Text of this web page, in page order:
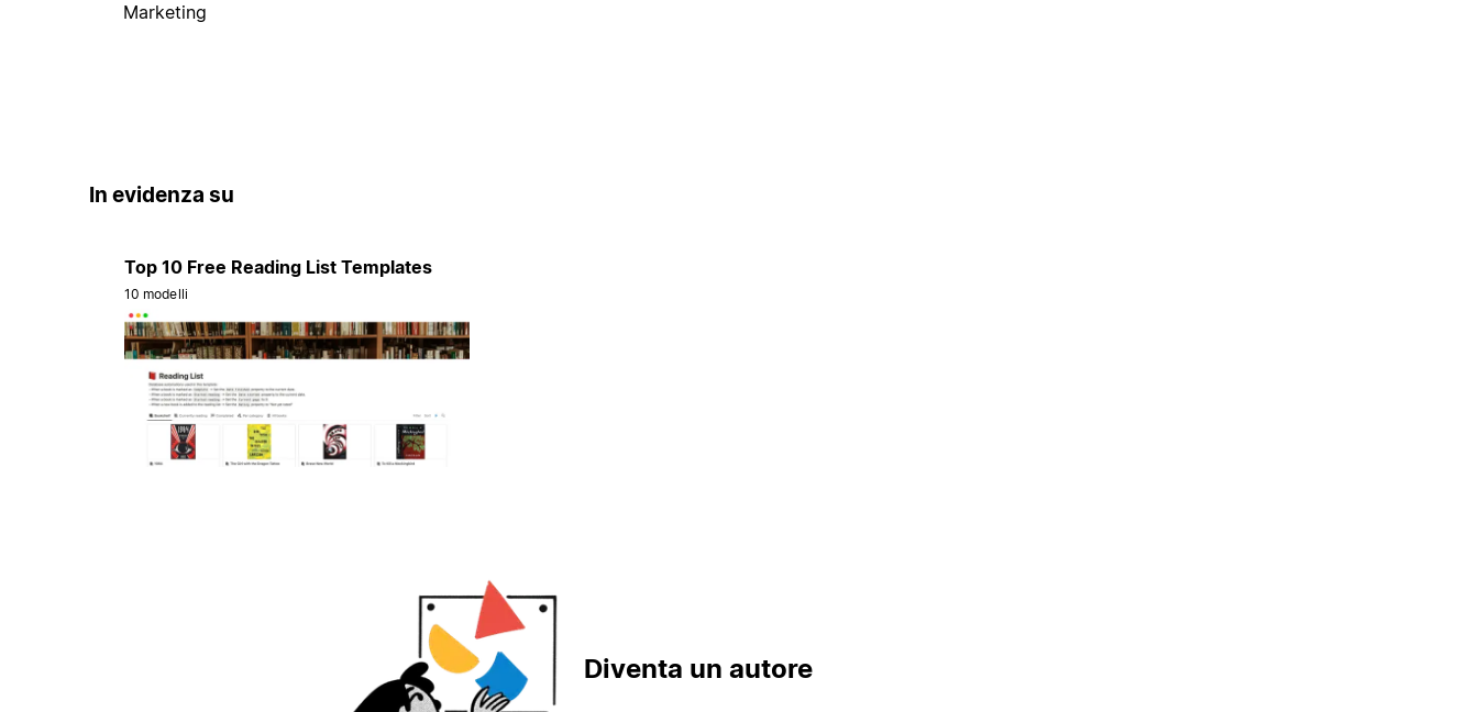
Marketing
In evidenza su
Top 10 Free Reading List Templates
10 modelli
Diventa un autore